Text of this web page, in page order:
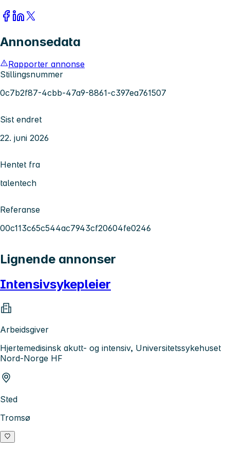
Annonsedata
Rapporter annonse
Stillingsnummer
0c7b2f87-4cbb-47a9-8861-c397ea761507
Sist endret
22. juni 2026
Hentet fra
talentech
Referanse
00c113c65c544ac7943cf20604fe0246
Lignende annonser
Intensivsykepleier
Arbeidsgiver
Hjertemedisinsk akutt- og intensiv, Universitetssykehuset
Nord-Norge HF
Sted
Tromsø